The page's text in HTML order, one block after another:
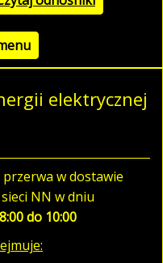
elektrycznej
w dostawie
NN w dniu
do 10:00